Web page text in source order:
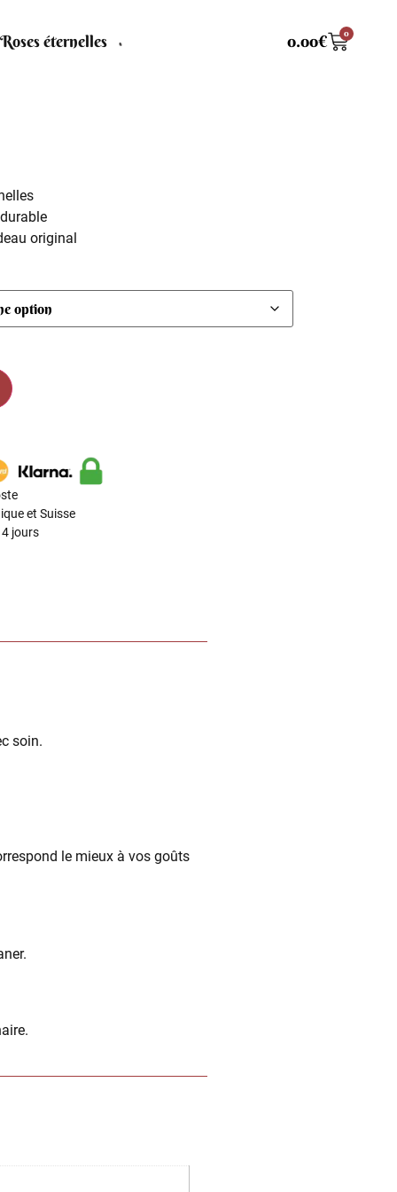
Roses éternelles 0.00€ 0
original
et Suisse
jours
soin.
le mieux à vos goûts